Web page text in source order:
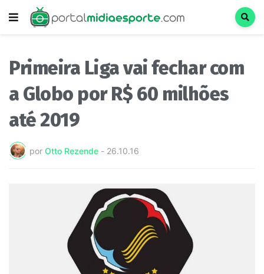
Primeira Liga vai fechar com
a Globo por R$ 60 milhões
até 2019
por Otto Rezende - 26.10.16